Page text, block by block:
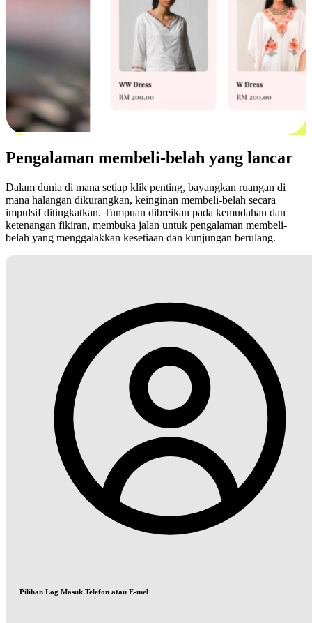
Pengalaman membeli-belah yang lancar
Dalam dunia di mana setiap klik penting, bayangkan ruangan di
mana halangan dikurangkan, keinginan membeli-belah secara
impulsif ditingkatkan. Tumpuan dibreikan pada kemudahan dan
ketenangan fikiran, membuka jalan untuk pengalaman membeli-
belah yang menggalakkan kesetiaan dan kunjungan berulang.
Pilihan Log Masuk Telefon atau E-mel